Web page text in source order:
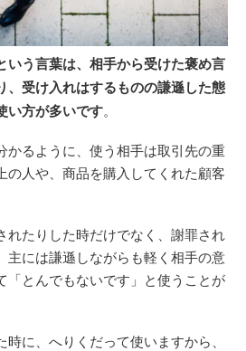
いう言葉は、相手から受けた褒め言
、受け入れはするものの謙遜した態
い方が多いです。
かるように、使う相手は取引先の重
の人や、商品を購入してくれた顧客
れたりした時だけでなく、謝罪され
主には謙遜しながらも軽く相手の意
「とんでもないです」と使うことが
に、へりくだって使いますから、